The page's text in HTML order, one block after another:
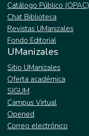
Catálogo Público (OPAC)
Chat Biblioteca
Revistas UManizales
Fondo Editorial
UManizales
Sitio UManizales
Oferta académica
SIGUM
Campus Virtual
Opened
Correo electrónico